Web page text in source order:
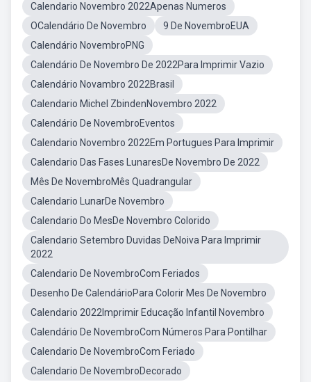
Calendario Novembro 2022Apenas Numeros
OCalendário De Novembro
9 De NovembroEUA
Calendário NovembroPNG
Calendário De Novembro De 2022Para Imprimir Vazio
Calendário Novambro 2022Brasil
Calendario Michel ZbindenNovembro 2022
Calendário De NovembroEventos
Calendario Novembro 2022Em Portugues Para Imprimir
Calendario Das Fases LunaresDe Novembro De 2022
Mês De NovembroMês Quadrangular
Calendario LunarDe Novembro
Calendario Do MesDe Novembro Colorido
Calendario Setembro Duvidas DeNoiva Para Imprimir
2022
Calendario De NovembroCom Feriados
Desenho De CalendárioPara Colorir Mes De Novembro
Calendario 2022Imprimir Educação Infantil Novembro
Calendário De NovembroCom Números Para Pontilhar
Calendario De NovembroCom Feriado
Calendario De NovembroDecorado